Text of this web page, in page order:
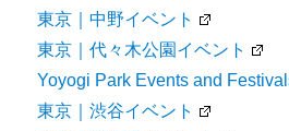
東京｜中野イベント
東京｜代々木公園イベント
Yoyogi Park Events and
東京｜渋谷イベント